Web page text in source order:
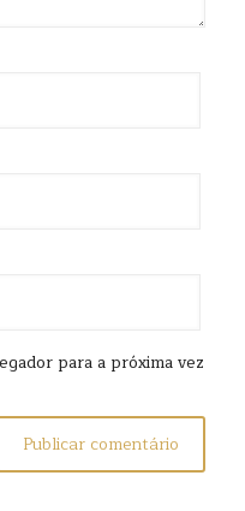
para a próxima vez